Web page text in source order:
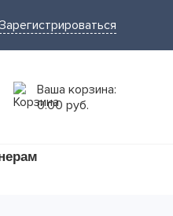
Зарегистрироваться
Ваша корзина:
0.00 руб.